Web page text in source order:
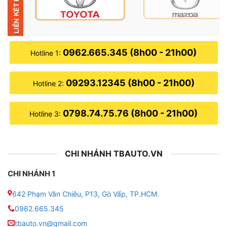
âm thanh trở nên cần thiết để giúp cảnh báo nguy cơ
tai nạn và va chạm khi bạn lùi hoặc đỗ xe vào bãi.
Địa chỉ lắp cảm biến lùi de cho xe
Hotline 1: 0962.665.345 (8h00 - 21h00)
Hotline 2: 09293.12345 (8h00 - 21h00)
Hotline 3: 0798.74.75.76 (8h00 - 21h00)
CHI NHÁNH TBAUTO.VN
CHI NHÁNH 1
642 Phạm Văn Chiêu, P13, Gò Vấp, TP.HCM.
0962.665.345
tbauto.vn@gmail.com